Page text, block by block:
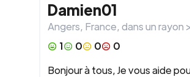
Damien01
Angers, France, dans un rayon >
1
0 0
0
Bonjour à tous, Je vous aide